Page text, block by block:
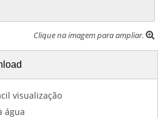
Clique na imagem para ampliar.
visualização
água